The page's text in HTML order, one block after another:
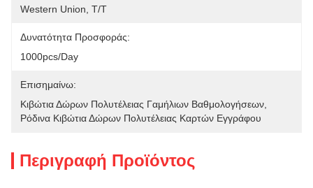
Western Union, T/T
Δυνατότητα Προσφοράς:
1000pcs/day
Επισημαίνω:
Κιβώτια Δώρων Πολυτέλειας Γαμήλιων Βαθμολογήσεων
Ρόδινα Κιβώτια Δώρων Πολυτέλειας Καρτών Εγγράφου
Περιγραφή Προϊόντος